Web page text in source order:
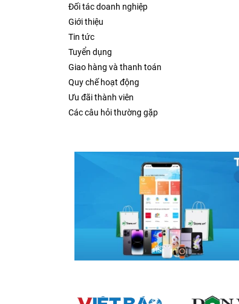
Đối tác doanh nghiệp
Giới thiệu
Tin tức
Tuyển dụng
Giao hàng và thanh toán
Quy chế hoạt động
Ưu đãi thành viên
Các câu hỏi thường gặp